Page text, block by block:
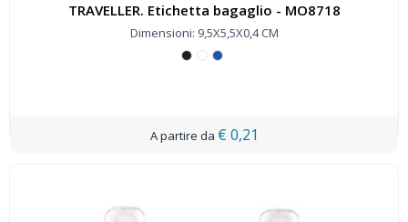
TRAVELLER. Etichetta bagaglio - MO8718
Dimensioni: 9,5X5,5X0,4 CM
€ 0,21